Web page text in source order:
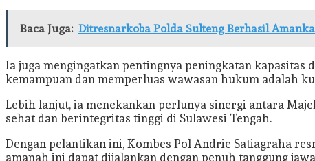
Baca Juga: Ditresnarkoba Polda Sulteng Berhasil
Ia juga mengingatkan pentingnya peningkatan
kemampuan dan memperluas wawasan hukum adalah
Lebih lanjut, ia menekankan perlunya sinergi antara
sehat dan berintegritas tinggi di Sulawesi Tengah.
Dengan pelantikan ini, Kombes Pol Andrie Satiagraha
amanah ini dapat dijalankan dengan penuh tanggung